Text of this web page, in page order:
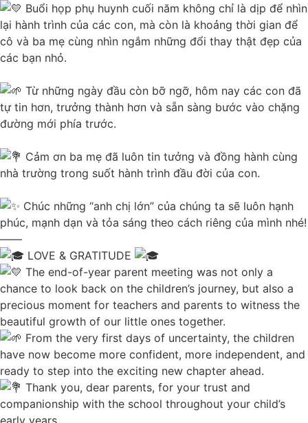
Buổi họp phụ huynh cuối năm không chỉ là dịp để nhìn
lại hành trình của các con, mà còn là khoảng thời gian để
cô và ba mẹ cùng nhìn ngắm những đổi thay thật đẹp của
các bạn nhỏ.
Từ những ngày đầu còn bỡ ngỡ, hôm nay các con đã
tự tin hơn, trưởng thành hơn và sẵn sàng bước vào chặng
đường mới phía trước.
Cảm ơn ba mẹ đã luôn tin tưởng và đồng hành cùng
nhà trường trong suốt hành trình đầu đời của con.
Chúc những “anh chị lớn” của chúng ta sẽ luôn hạnh
phúc, mạnh dạn và tỏa sáng theo cách riêng của mình nhé!
——
LOVE & GRATITUDE
The end-of-year parent meeting was not only a
chance to look back on the children’s journey, but also a
precious moment for teachers and parents to witness the
beautiful growth of our little ones together.
From the very first days of uncertainty, the children
have now become more confident, more independent, and
ready to step into the exciting new chapter ahead.
Thank you, dear parents, for your trust and
companionship with the school throughout your child’s
early years.